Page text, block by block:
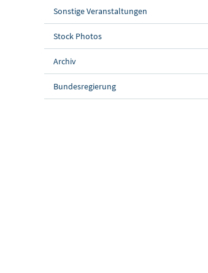
Sonstige Veranstaltungen
Stock Photos
Archiv
Bundesregierung